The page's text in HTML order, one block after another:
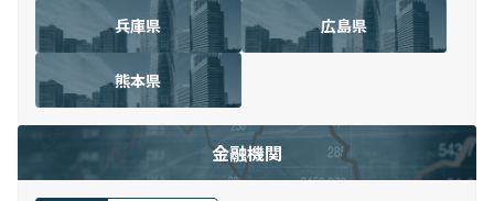
兵庫県 広島県
熊本県
金融機関